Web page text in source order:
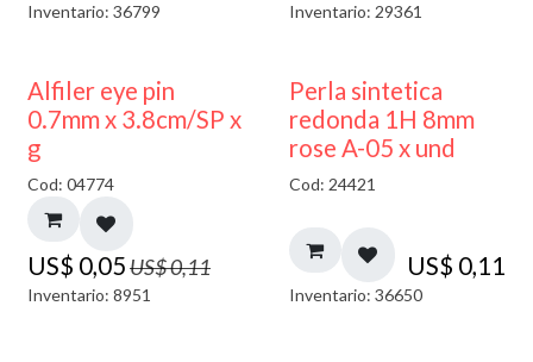
Inventario: 36799 Inventario: 29361
50% DESCUENTO
Alfiler eye pin
0.7mm x 3.8cm/SP x
g
Cod: 04774
US$ 0,05US$0,11
Inventario: 8951
Perla sintetica
redonda 1H 8mm
rose A-05 x und
Cod: 24421
US$ 0,11
Inventario: 36650